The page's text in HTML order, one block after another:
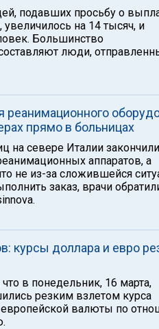
подавших просьбу о
увеличилось на 14 тысяч, и
Большинство
люди,
реанимационного
прямо в больницах
на севере Италии
аппаратов, а
не из-за сложившейся
заказ, врачи
курсы доллара и евро
в понедельник, 16 марта,
резким взлетом курса
европейской валюты по